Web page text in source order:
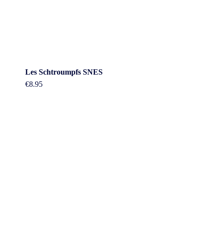
Les Schtroumpfs SNES
€8.95